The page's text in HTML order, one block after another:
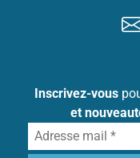
Inscrivez-vous
et